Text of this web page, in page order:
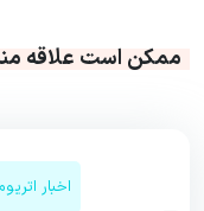
ممکن است علاقه
اخبار